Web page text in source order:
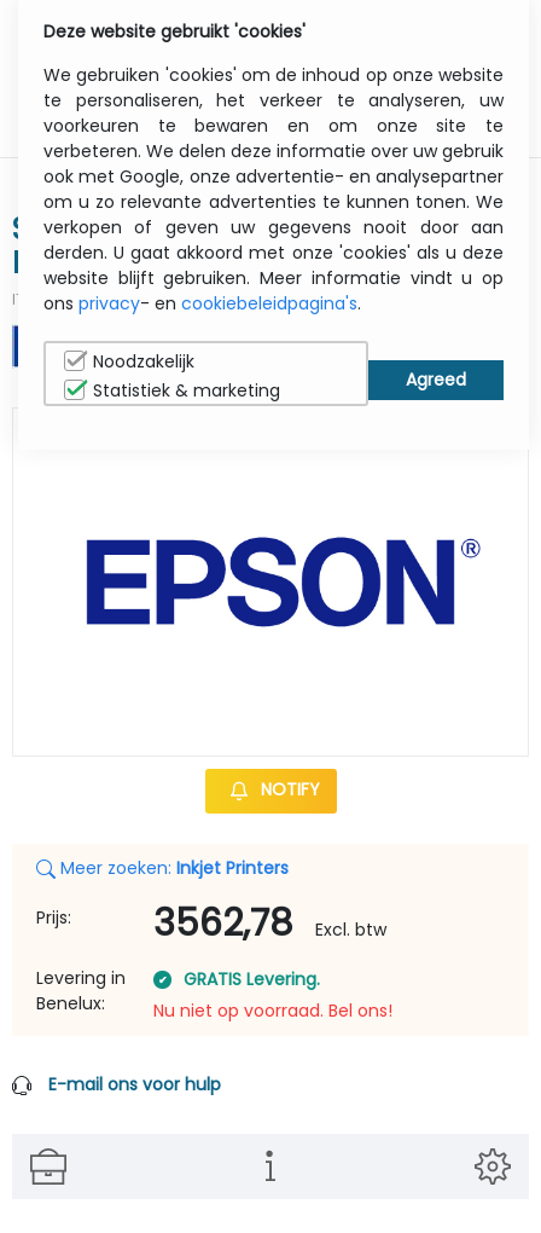
SureColor Sc-p9000 Violet - Color
Printer - Inkjet - A0 - USB / Ethernet
ITCurry #:1925K373 | Article #:C11CE40301A1
NOTIFY
Meer zoeken: Inkjet Printers
Prijs: 3562,78
Excl. btw
Levering in
Benelux:
GRATIS Levering.
Nu niet op voorraad. Bel ons!
E-mail ons voor hulp
Deze website gebruikt 'cookies'
We gebruiken 'cookies' om de inhoud op onze website
te personaliseren, het verkeer te analyseren, uw
voorkeuren te bewaren en om onze site te
verbeteren. We delen deze informatie over uw gebruik
ook met Google, onze advertentie- en analysepartner
om u zo relevante advertenties te kunnen tonen. We
verkopen of geven uw gegevens nooit door aan
derden. U gaat akkoord met onze 'cookies' als u deze
website blijft gebruiken. Meer informatie vindt u op
ons privacy- en cookiebeleidpagina's.
Noodzakelijk
Statistiek & marketing